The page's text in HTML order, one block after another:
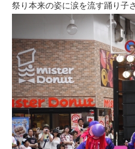
祭り本来の姿に涙を流す踊り子